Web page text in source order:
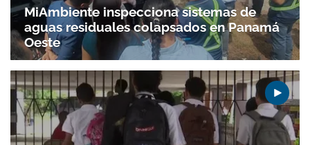
MiAmbiente inspecciona sistemas de
aguas residuales colapsados en Panamá
Oeste